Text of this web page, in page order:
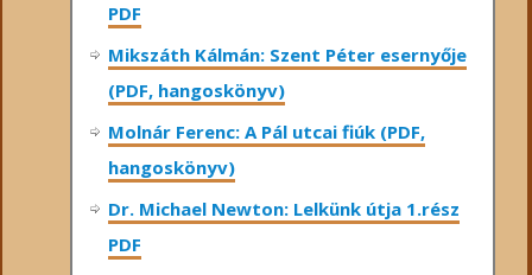
PDF
Mikszáth Kálmán: Szent Péter esernyője
(PDF, hangoskönyv)
Molnár Ferenc: A Pál utcai fiúk (PDF,
hangoskönyv)
Dr. Michael Newton: Lelkünk útja 1.rész
PDF